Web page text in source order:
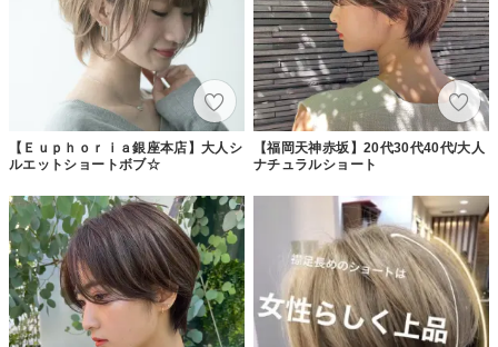
【Ｅｕｐｈｏｒｉａ銀座本店】大人シ
ルエットショートボブ☆
【福岡天神赤坂】20代30代40代/大人
ナチュラルショート